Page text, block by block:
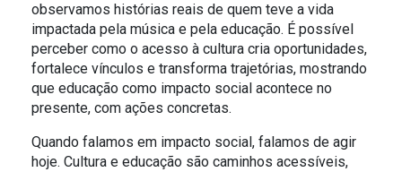
observamos histórias reais de quem teve a vida
impactada pela música e pela educação. É possível
perceber como o acesso à cultura cria oportunidades,
fortalece vínculos e transforma trajetórias, mostrando
que educação como impacto social acontece no
presente, com ações concretas.
Quando falamos em impacto social, falamos de agir
hoje. Cultura e educação são caminhos acessíveis,